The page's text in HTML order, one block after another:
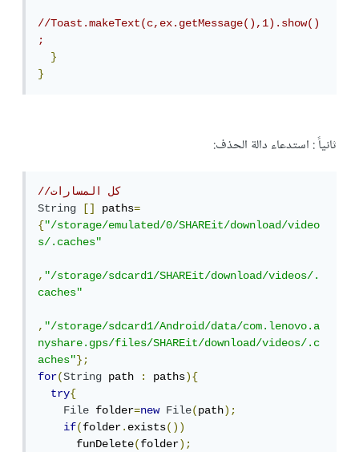
//Toast.makeText(c,ex.getMessage(),1).show()
;
}
}
ثانياً : استدعاء دالة الحذف:
//كل المسارات
String
[] paths=
{"/storage/emulated/0/SHAREit/download/video
s/.caches"
,"/storage/sdcard1/SHAREit/download/videos/.
caches"
,"/storage/sdcard1/Android/data/com.lenovo.a
nyshare.gps/files/SHAREit/download/videos/.c
aches"};
for(String path : paths){
try{
File folder=new File(path);
if(folder.exists())
      funDelete
(folder);